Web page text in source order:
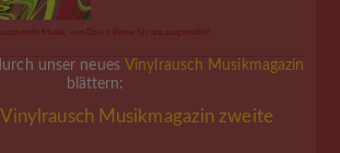
unser neues Vinylrausch Musikmagazin
blättern: